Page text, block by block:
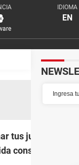
IDIOMA
EN
juegos de Wii
consola.